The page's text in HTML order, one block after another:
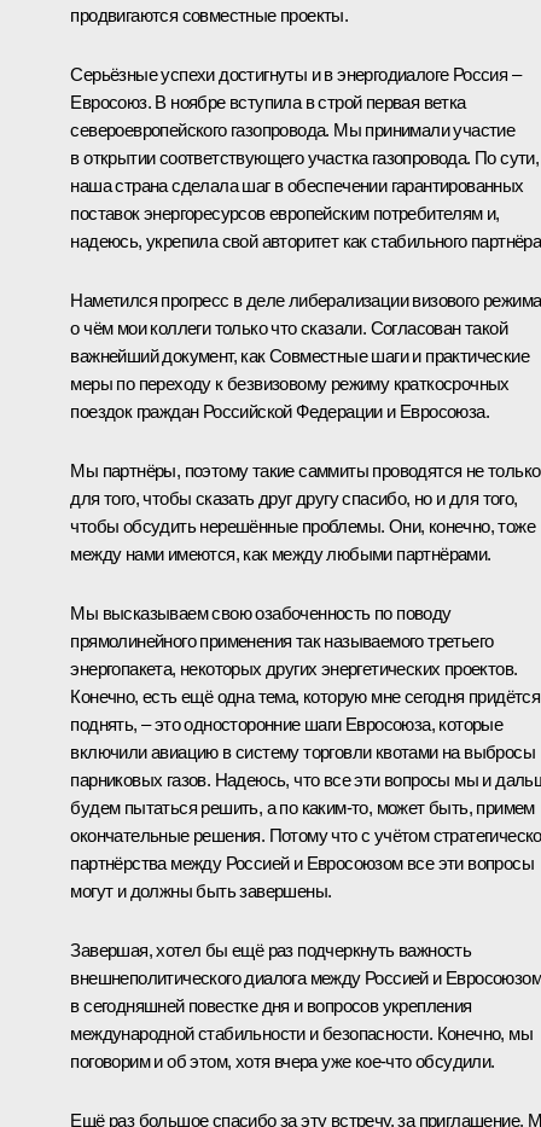
продвигаются совместные проекты.
Серьёзные успехи достигнуты и в энергодиалоге Россия –
Евросоюз. В ноябре вступила в строй первая ветка
североевропейского газопровода. Мы принимали участие
в открытии соответствующего участка газопровода. По сути,
наша страна сделала шаг в обеспечении гарантированных
поставок энергоресурсов европейским потребителям и,
надеюсь, укрепила свой авторитет как стабильного
Наметился прогресс в деле либерализации визового
о чём мои коллеги только что сказали. Согласован такой
важнейший документ, как Совместные шаги и практические
меры по переходу к безвизовому режиму краткосрочных
поездок граждан Российской Федерации и Евросоюза.
Мы партнёры, поэтому такие саммиты проводятся не только
для того, чтобы сказать друг другу спасибо, но и для того,
чтобы обсудить нерешённые проблемы. Они, конечно, тоже
между нами имеются, как между любыми партнёрами.
Мы высказываем свою озабоченность по поводу
прямолинейного применения так называемого третьего
энергопакета, некоторых других энергетических проектов.
Конечно, есть ещё одна тема, которую мне сегодня придётся
поднять, – это односторонние шаги Евросоюза, которые
включили авиацию в систему торговли квотами на выбросы
парниковых газов. Надеюсь, что все эти вопросы мы и
будем пытаться решить, а по каким‑то, может быть, примем
окончательные решения. Потому что с учётом
партнёрства между Россией и Евросоюзом все эти вопросы
могут и должны быть завершены.
Завершая, хотел бы ещё раз подчеркнуть важность
внешнеполитического диалога между Россией и Евросоюзом
в сегодняшней повестке дня и вопросов укрепления
международной стабильности и безопасности. Конечно, мы
поговорим и об этом, хотя вчера уже кое‑что обсудили.
Ещё раз большое спасибо за эту встречу, за приглашение.